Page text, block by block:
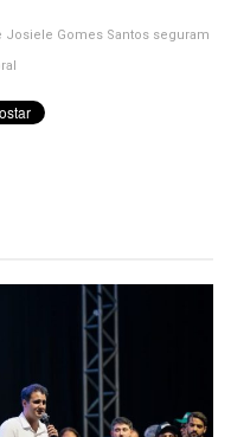
Josiele Gomes Santos seguram